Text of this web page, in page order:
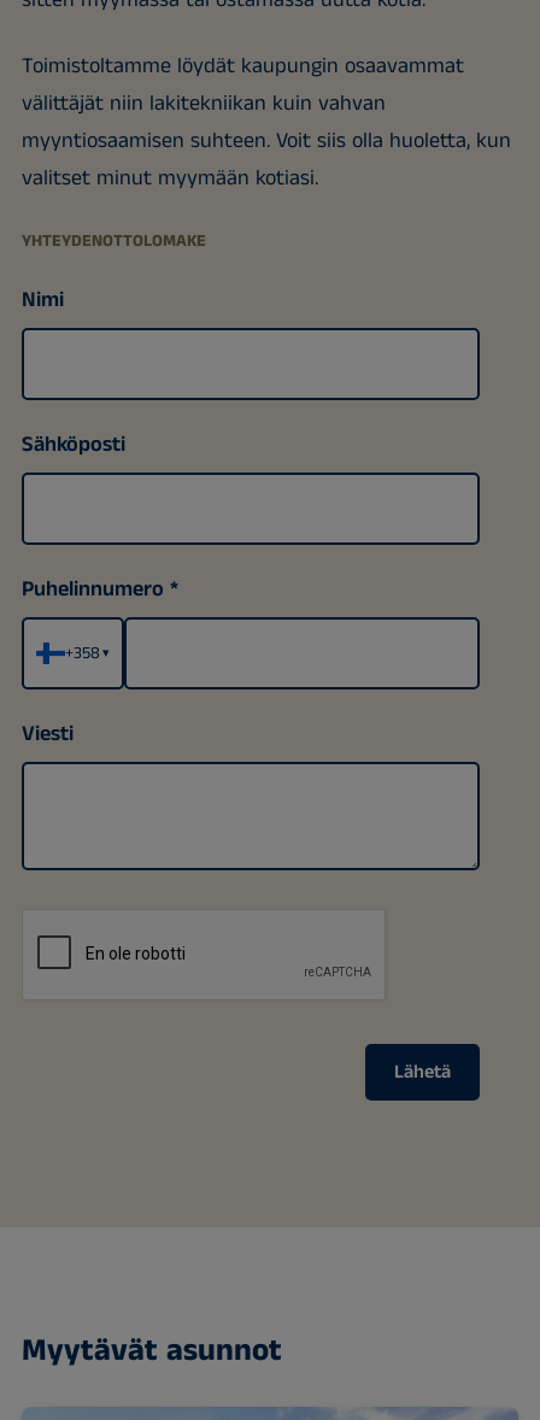
Toimistoltamme löydät kaupungin osaavammat
välittäjät niin lakitekniikan kuin vahvan
myyntiosaamisen suhteen. Voit siis olla huoletta, kun
valitset minut myymään kotiasi.
YHTEYDENOTTOLOMAKE
Nimi
Sähköposti
Puhelinnumero
+358▾
Viesti
Lähetä
Myytävät asunnot